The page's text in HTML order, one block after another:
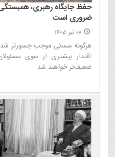
حفظ جایگاه رهبری، همبستگی
ضروری است
07 تیر 1405
هرگونه سستی موجب جسورتر
اقتدار بیشتری از سوی
ضعیف‌تر خواهند شد.‌